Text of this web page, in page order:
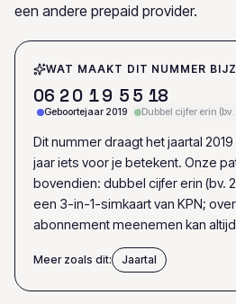
een andere prepaid provider.
WAT MAAKT DIT NUMMER
06 20 19 5 5 18
Geboortejaar 2019 Dubbel cijfer erin
Dit nummer draagt het jaartal
jaar iets voor je betekent. Onze
bovendien: dubbel cijfer erin (bv.
een 3-in-1-simkaart van KPN;
abonnement meenemen kan
Meer zoals dit: Jaartal